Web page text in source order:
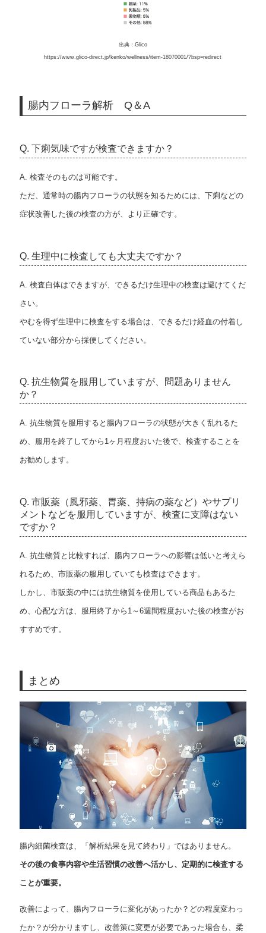
出典：Glico
https://www.glico-direct.jp/kenko/wellness/item-18070001/?bsp=redirect
腸内フローラ解析 Q＆A
Q. 下痢気味ですが検査できますか？
A. 検査そのものは可能です。
ただ、通常時の腸内フローラの状態を知るためには、下痢などの
症状改善した後の検査の方が、より正確です。
Q. 生理中に検査しても大丈夫ですか？
A. 検査自体はできますが、できるだけ生理中の検査は避けてくだ
さい。
やむを得ず生理中に検査をする場合は、できるだけ経血の付着し
ていない部分から採便してください。
Q. 抗生物質を服用していますが、問題ありません
か？
A. 抗生物質を服用すると腸内フローラの状態が大きく乱れるた
め、服用を終了してから1ヶ月程度おいた後で、検査することを
お勧めします。
Q. 市販薬（風邪薬、胃薬、持病の薬など）やサプリ
メントなどを服用していますが、検査に支障はない
ですか？
A. 抗生物質と比較すれば、腸内フローラへの影響は低いと考えら
れるため、市販薬の服用していても検査はできます。
しかし、市販薬の中には抗生物質を使用している商品もあるた
め、心配な方は、服用終了から1～6週間程度おいた後の検査がお
すすめです。
まとめ
腸内細菌検査は、「解析結果を見て終わり」ではありません。
その後の食事内容や生活習慣の改善へ活かし、定期的に検査する
ことが重要。
改善によって、腸内フローラに変化があったか？どの程度変わっ
たか？が分かりますし、改善策に変更が必要であった場合も、柔